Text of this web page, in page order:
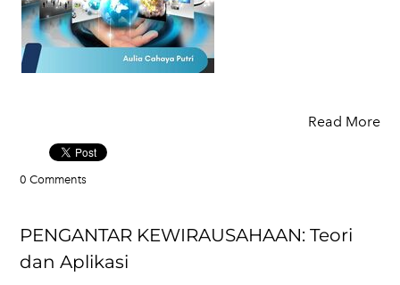
Read More
0 Comments
PENGANTAR KEWIRAUSAHAAN: Teori
dan Aplikasi